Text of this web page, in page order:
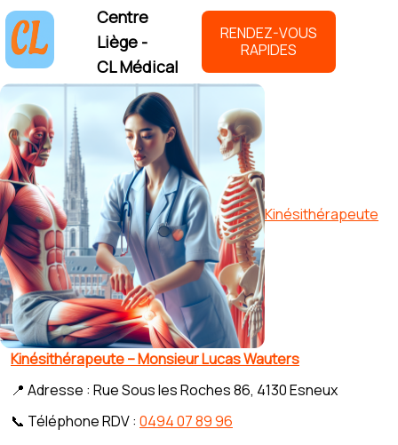
Centre
Liège -
CL Médical
RENDEZ-VOUS
RAPIDES
Kinésithérapeute
Kinésithérapeute – Monsieur Lucas Wauters
📍 Adresse : Rue Sous les Roches 86, 4130 Esneux
📞 Téléphone RDV : 0494 07 89 96